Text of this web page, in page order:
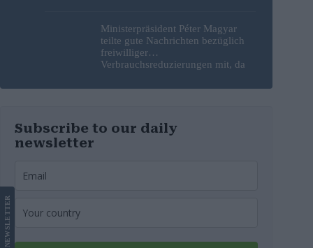
Ministerpräsident Péter Magyar
teilte gute Nachrichten bezüglich
freiwilliger
Verbrauchsreduzierungen mit, da
wurden
Subscribe to our daily
newsletter
NEWS
LETTER